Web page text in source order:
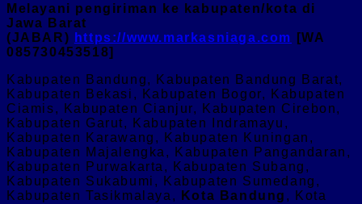
Melayani pengiriman ke kabupaten/kota di
Jawa Barat
(JABAR) https://www.markasniaga.com
[WA
085730453518]
Kabupaten Bandung, Kabupaten Bandung Barat,
Kabupaten Bekasi, Kabupaten Bogor, Kabupaten
Ciamis, Kabupaten Cianjur, Kabupaten Cirebon,
Kabupaten Garut, Kabupaten Indramayu,
Kabupaten Karawang, Kabupaten Kuningan,
Kabupaten Majalengka, Kabupaten Pangandaran,
Kabupaten Purwakarta, Kabupaten Subang,
Kabupaten Sukabumi, Kabupaten Sumedang,
Kabupaten Tasikmalaya,
Kota Bandung , Kota